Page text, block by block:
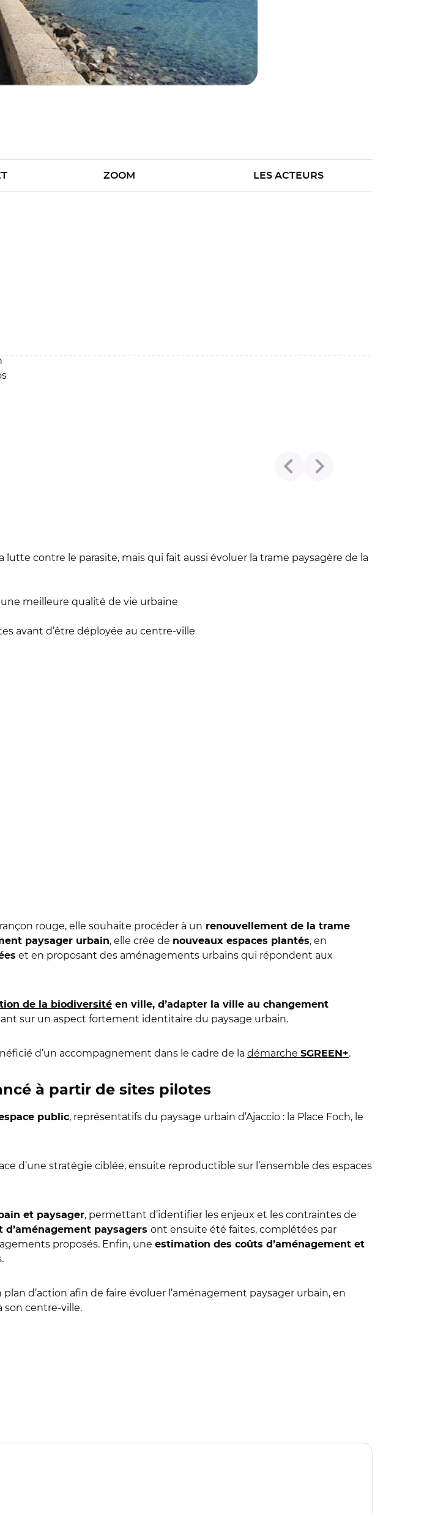
ZOOM LES ACTEURS
contre le parasite, mais qui fait aussi évoluer la trame paysagère de la
meilleure qualité de vie urbaine
avant d’être déployée au centre-ville
rouge, elle souhaite procéder à un renouvellement de la trame
paysager urbain, elle crée de nouveaux espaces plantés, en
et en proposant des aménagements urbains qui répondent aux
de la biodiversité en ville, d’adapter la ville au changement
sur un aspect fortement identitaire du paysage urbain.
d’un accompagnement dans le cadre de la démarche SGREEN+.
à partir de sites pilotes
public, représentatifs du paysage urbain d’Ajaccio : la Place Foch, le
d’une stratégie ciblée, ensuite reproductible sur l’ensemble des espaces
et paysager, permettant d’identifier les enjeux et les contraintes de
paysagers ont ensuite été faites, complétées par
proposés. Enfin, une estimation des coûts d’aménagement et
d’action afin de faire évoluer l’aménagement paysager urbain, en
son centre-ville.